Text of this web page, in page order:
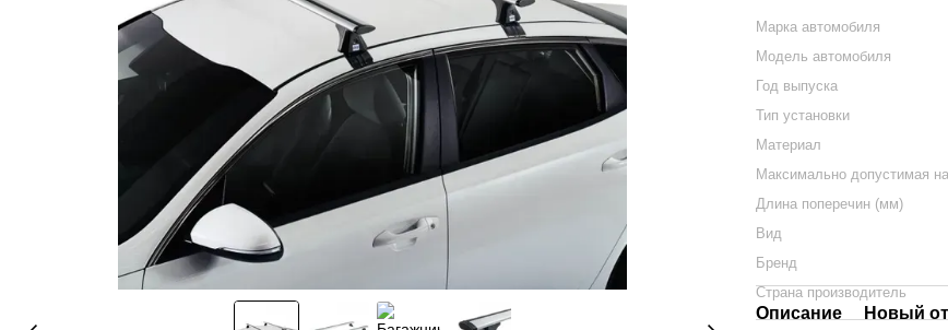
Марка автомобиля
Модель автомобиля
Год выпуска
Тип установки
Материал
Максимально допустимая
Длина поперечин (мм)
Вид
Бренд
Страна производитель
Описание
Новый